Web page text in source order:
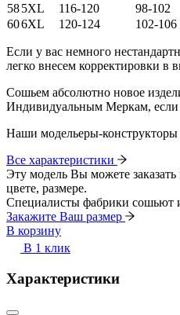
585XL 116-120 98-102
606XL 120-124 102-106
Если у вас немного
легко внесем корректировки в
Сошьем абсолютно новое
Индивидуальным Меркам, если
Наши модельеры-
Все характеристики
Эту модель Вы можете
цвете, размере.
Специалисты фабрики сошьют
Закажите Ваш размер
В корзину
В 1 клик
Характеристики